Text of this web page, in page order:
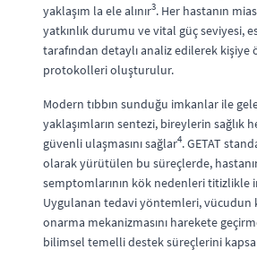
yaklaşım la ele alınır3. Her hastanın
yatkınlık durumu ve vital güç seviyesi,
tarafından detaylı analiz edilerek kişiye
protokolleri oluşturulur.
Modern tıbbın sunduğu imkanlar ile
yaklaşımların sentezi, bireylerin sağlık
güvenli ulaşmasını sağlar4. GETAT
olarak yürütülen bu süreçlerde,
semptomlarının kök nedenleri titizlikle
Uygulanan tedavi yöntemleri, vücudun
onarma mekanizmasını harekete
bilimsel temelli destek süreçlerini